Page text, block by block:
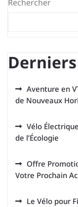
Rechercher
Aventure en
de Nouveaux
Vélo
de l’Écologie
Offre
Votre Prochain
Le Vélo pour